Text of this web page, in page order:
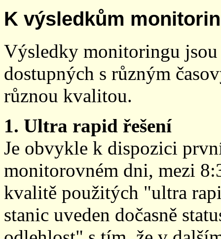
K výsledkům
Výsledky monitoringu
dostupných s různým
různou kvalitou.
1. Ultra rapid řešení
Je obvykle k dispozici
monitorovném dni, mezi
kvalitě použitých "ultra
stanic uveden dočasně